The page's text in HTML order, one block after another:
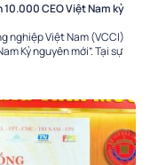
CEO Việt Nam kỷ
nghiệp Việt Nam (VCCI)
Kỷ nguyên mới”. Tại sự